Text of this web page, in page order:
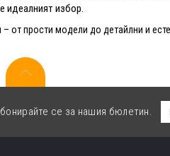
е идеалният избор.
прости модели до детайлни и
се за нашия бюлетин.